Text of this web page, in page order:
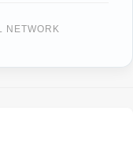
NETWORK